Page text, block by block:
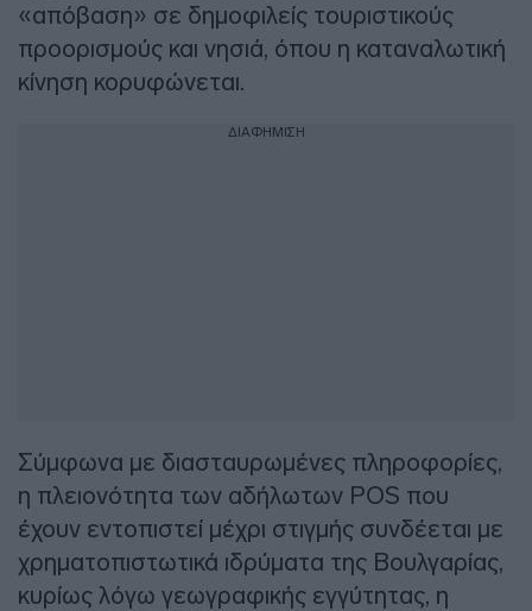
«απόβαση» σε δημοφιλείς τουριστικούς
προορισμούς και νησιά, όπου η καταναλωτική
κίνηση κορυφώνεται.
ΔΙΑΦΗΜΙΣΗ
Σύμφωνα με διασταυρωμένες πληροφορίες,
η πλειονότητα των αδήλωτων POS που
έχουν εντοπιστεί μέχρι στιγμής συνδέεται με
χρηματοπιστωτικά ιδρύματα της Βουλγαρίας,
κυρίως λόγω γεωγραφικής εγγύτητας, η